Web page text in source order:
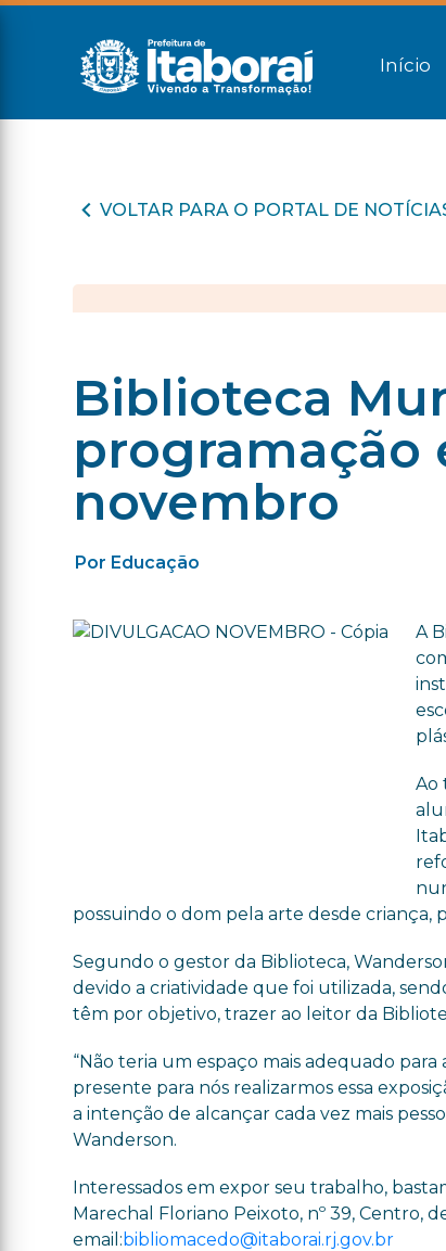
Início
VOLTAR PARA O PORTAL DE
Biblioteca
programação
novembro
Por Educação
A
Ao
possuindo o dom pela arte desde criança,
Segundo o gestor da Biblioteca,
devido a criatividade que foi utilizada,
têm por objetivo, trazer ao leitor da
“Não teria um espaço mais adequado
presente para nós realizarmos essa
a intenção de alcançar cada vez mais
Wanderson.
Interessados em expor seu trabalho,
Marechal Floriano Peixoto, nº 39, Centro,
email:bibliomacedo@itaborai.rj.gov.br